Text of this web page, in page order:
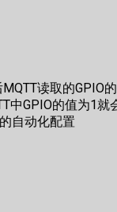
读取的GPIO
中GPIO的值为1就
自动化配置